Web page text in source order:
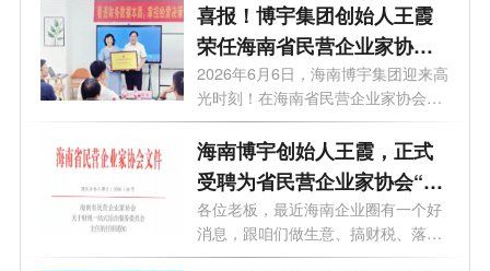
喜报！博宇集团创始人王霞
荣任海南省民营企业家协会
副会长、财税一站式综合服
务委员会主任
2026年6月6日，海南博宇集团迎来高
光时刻！在海南省民营企业家协会举
行的授...
海南博宇创始人王霞，正式
受聘为省民营企业家协会“财
税一站式服务委员会”主任
各位老板，最近海南企业圈有一个好
消息，跟咱们做生意、搞财税、落地
自贸...